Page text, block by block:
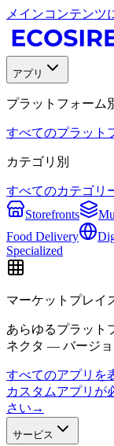
メインコンテンツ
アプリ
プラットフォーム
すべてのプラット
カテゴリ別
すべてのカテゴリ
Storefronts
Food Delivery
Specialized
マーケットプレイ
あらゆるプラット
ネクタ — バージョ
すべてのアプリを
カスタムアプリが
さい →
サービス